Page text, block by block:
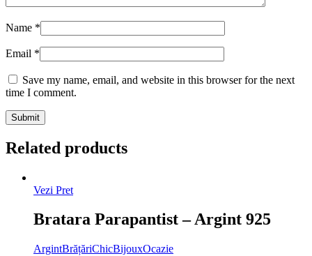
Name *
Email *
Save my name, email, and website in this browser for the next
time I comment.
Related products
Vezi Pret
Bratara Parapantist – Argint 925
ArgintBrățăriChicBijouxOcazie